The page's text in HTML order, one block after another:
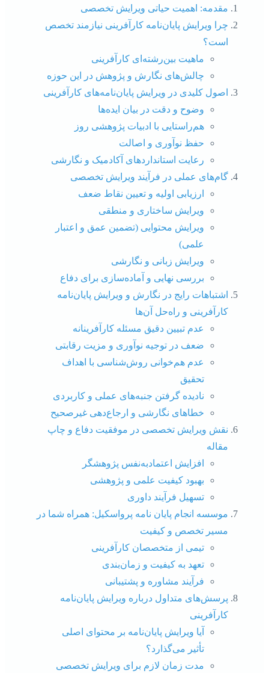
مقدمه: اهمیت حیاتی ویرایش تخصصی
چرا ویرایش پایان‌نامه کارآفرینی نیازمند تخصص
است؟
ماهیت بین‌رشته‌ای کارآفرینی
چالش‌های نگارش و پژوهش در این حوزه
اصول کلیدی در ویرایش پایان‌نامه‌های کارآفرینی
وضوح و دقت در بیان ایده‌ها
هم‌راستایی با ادبیات پژوهشی روز
حفظ نوآوری و اصالت
رعایت استانداردهای آکادمیک و نگارشی
گام‌های عملی در فرآیند ویرایش تخصصی
ارزیابی اولیه و تعیین نقاط ضعف
ویرایش ساختاری و منطقی
ویرایش محتوایی (تضمین عمق و اعتبار
علمی)
ویرایش زبانی و نگارشی
بررسی نهایی و آماده‌سازی برای دفاع
اشتباهات رایج در نگارش و ویرایش پایان‌نامه
کارآفرینی و راه‌حل آن‌ها
عدم تبیین دقیق مسئله کارآفرینانه
ضعف در توجیه نوآوری و مزیت رقابتی
عدم هم‌خوانی روش‌شناسی با اهداف
تحقیق
نادیده گرفتن جنبه‌های عملی و کاربردی
خطاهای نگارشی و ارجاع‌دهی غیرصحیح
نقش ویرایش تخصصی در موفقیت دفاع و چاپ
مقاله
افزایش اعتمادبه‌نفس پژوهشگر
بهبود کیفیت علمی و پژوهشی
تسهیل فرآیند داوری
موسسه انجام پایان نامه پرواسکیل: همراه شما در
مسیر تخصص و کیفیت
تیمی از متخصصان کارآفرینی
تعهد به کیفیت و زمان‌بندی
فرآیند مشاوره و پشتیبانی
پرسش‌های متداول درباره ویرایش پایان‌نامه
کارآفرینی
آیا ویرایش پایان‌نامه بر محتوای اصلی
تأثیر می‌گذارد؟
مدت زمان لازم برای ویرایش تخصصی